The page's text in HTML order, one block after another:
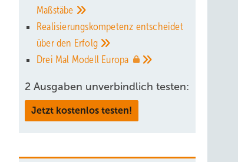
Maßstäbe
Realisierungskompetenz entscheidet
über den Erfolg
Drei Mal Modell Europa
2 Ausgaben unverbindlich testen:
Jetzt kostenlos testen!